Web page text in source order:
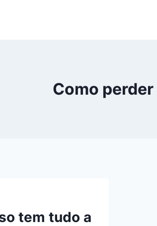
Como
tem tudo a